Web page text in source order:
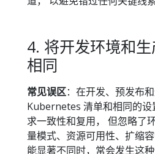
4. 将开发环境和
相同
常见误区：在开发、预发布
Kubernetes 清单和相同的设
求一致性和复用， 但忽略
量模式、资源可用性、扩缩
能显著不同时，常会发生这